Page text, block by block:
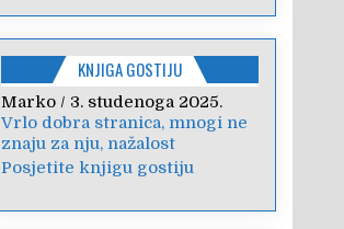
KNJIGA GOSTIJU
Marko/ 3. studenoga 2025.
Vrlo dobra stranica, mnogi ne
znaju za nju, nažalost
Anica/ 7. veljače 2024.
Poštovanje, draga kolegice!
Hvala Vam na nesebičnom
radu i promoviranju...
Posjetite knjigu gostiju